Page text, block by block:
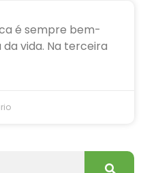
é sempre bem-
vida. Na terceira